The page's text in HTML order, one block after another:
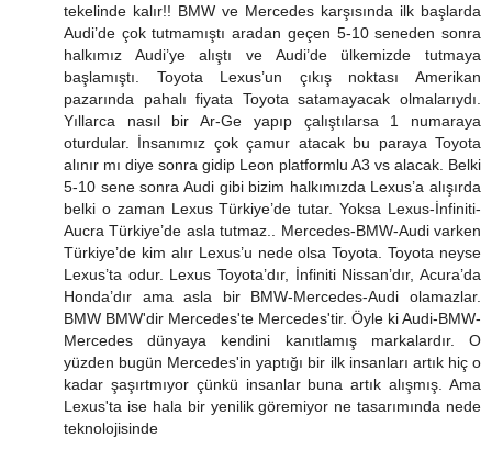
tekelinde kalır!! BMW ve Mercedes karşısında ilk başlarda
Audi’de çok tutmamıştı aradan geçen 5-10 seneden sonra
halkımız Audi’ye alıştı ve Audi’de ülkemizde tutmaya
başlamıştı. Toyota Lexus’un çıkış noktası Amerikan
pazarında pahalı fiyata Toyota satamayacak olmalarıydı.
Yıllarca nasıl bir Ar-Ge yapıp çalıştılarsa 1 numaraya
oturdular. İnsanımız çok çamur atacak bu paraya Toyota
alınır mı diye sonra gidip Leon platformlu A3 vs alacak. Belki
5-10 sene sonra Audi gibi bizim halkımızda Lexus’a alışırda
belki o zaman Lexus Türkiye’de tutar. Yoksa Lexus-İnfiniti-
Aucra Türkiye’de asla tutmaz.. Mercedes-BMW-Audi varken
Türkiye’de kim alır Lexus’u nede olsa Toyota. Toyota neyse
Lexus’ta odur. Lexus Toyota’dır, İnfiniti Nissan’dır, Acura’da
Honda’dır ama asla bir BMW-Mercedes-Audi olamazlar.
BMW BMW'dir Mercedes'te Mercedes'tir. Öyle ki Audi-BMW-
Mercedes dünyaya kendini kanıtlamış markalardır. O
yüzden bugün Mercedes'in yaptığı bir ilk insanları artık hiç o
kadar şaşırtmıyor çünkü insanlar buna artık alışmış. Ama
Lexus'ta ise hala bir yenilik göremiyor ne tasarımında nede
teknolojisinde